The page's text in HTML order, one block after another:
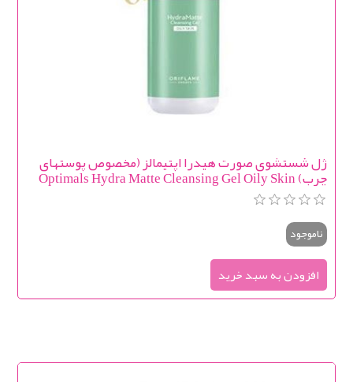
ژل شستشوی صورت هیدرا اپتیمالز (مخصوص پوستهای
چرب) Optimals Hydra Matte Cleansing Gel Oily Skin
ناموجود